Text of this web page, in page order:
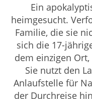
Ein
heimgesucht.
Familie, die sie
sich die 17-
dem einzigen
Sie nutzt den
Anlaufstelle für
der Durchreise